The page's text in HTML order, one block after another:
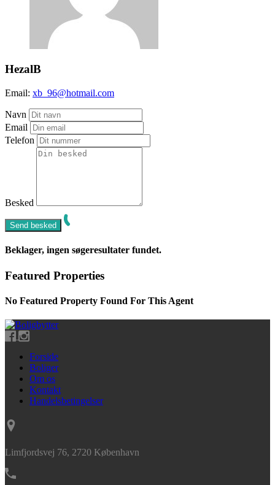
HezalB
Email: xb_96@hotmail.com
Navn
Email
Telefon
Besked
Beklager, ingen søgeresultater fundet.
Featured Properties
No Featured Property Found For This Agent
Forside
Boliger
Om os
Kontakt
Handelsbetingelser
Limfjordsvej 76, 2720 København